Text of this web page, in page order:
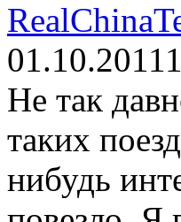
01.10.2011
Не так
таких
нибудь